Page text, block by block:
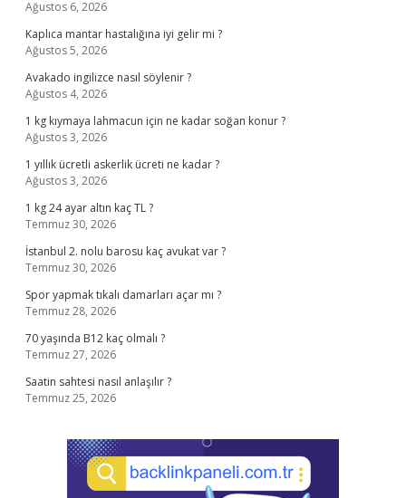
Ağustos 6, 2026
Kaplıca mantar hastalığına iyi gelir mi ?
Ağustos 5, 2026
Avakado ingilizce nasıl söylenir ?
Ağustos 4, 2026
1 kg kıymaya lahmacun için ne kadar soğan konur ?
Ağustos 3, 2026
1 yıllık ücretli askerlik ücreti ne kadar ?
Ağustos 3, 2026
1 kg 24 ayar altın kaç TL ?
Temmuz 30, 2026
İstanbul 2. nolu barosu kaç avukat var ?
Temmuz 30, 2026
Spor yapmak tıkalı damarları açar mı ?
Temmuz 28, 2026
70 yaşında B12 kaç olmalı ?
Temmuz 27, 2026
Saatin sahtesi nasıl anlaşılır ?
Temmuz 25, 2026